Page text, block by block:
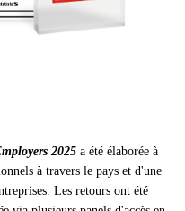
2025 a été élaborée à
à travers le pays et d'une
Les retours ont été